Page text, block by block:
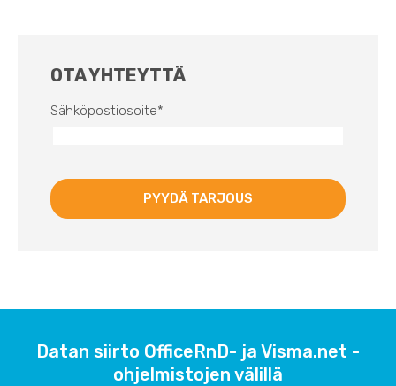
OTA YHTEYTTÄ
Sähköpostiosoite*
Datan siirto OfficeRnD- ja Visma.net -
ohjelmistojen välillä